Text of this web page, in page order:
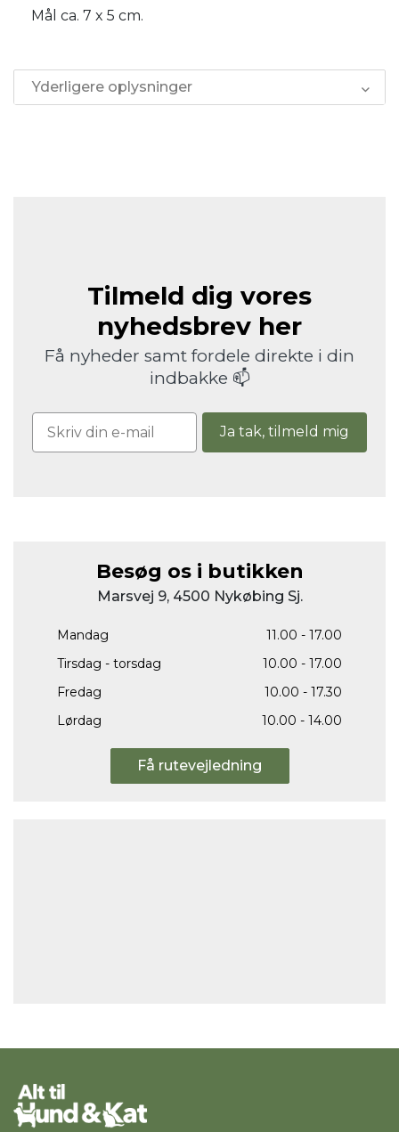
Mål ca. 7 x 5 cm.
Yderligere oplysninger
Tilmeld dig vores
nyhedsbrev her
Få nyheder samt fordele direkte i din
indbakke 📫
Ja tak, tilmeld mig
Besøg os i butikken
Marsvej 9, 4500 Nykøbing Sj.
Mandag
11.00 - 17.00
Tirsdag - torsdag
10.00 - 17.00
Fredag
10.00 - 17.30
Lørdag
10.00 - 14.00
Få rutevejledning